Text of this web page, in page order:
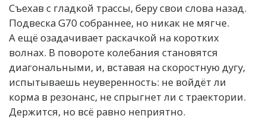
Съехав с гладкой трассы, беру свои слова назад.
Подвеска G70 собраннее, но никак не мягче.
А ещё озадачивает раскачкой на коротких
волнах. В повороте колебания становятся
диагональными, и, вставая на скоростную дугу,
испытываешь неуверенность: не войдёт ли
корма в резонанс, не спрыгнет ли с траектории.
Держится, но всё равно неприятно.